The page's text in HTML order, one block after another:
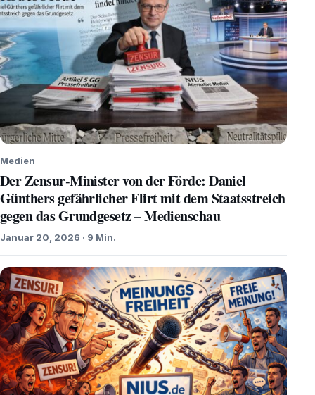
Medien
Der Zensur-Minister von der Förde: Daniel
Günthers gefährlicher Flirt mit dem Staatsstreich
gegen das Grundgesetz – Medienschau
Januar 20, 2026 · 9 Min.